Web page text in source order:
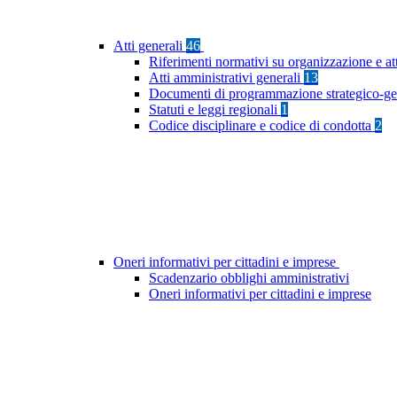
Atti generali 46
Riferimenti normativi su organizzazione e
Atti amministrativi generali 13
Documenti di programmazione strategico-
Statuti e leggi regionali 1
Codice disciplinare e codice di condotta 2
Oneri informativi per cittadini e imprese
Scadenzario obblighi amministrativi
Oneri informativi per cittadini e imprese